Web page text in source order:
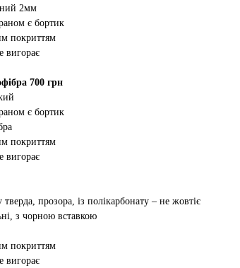
2мм
є бортик
покриттям
вигорає
700 грн
є бортик
покриттям
вигорає
тверда, прозора, із полікарбонату – не жовтіє
з чорною вставкою
покриттям
вигорає